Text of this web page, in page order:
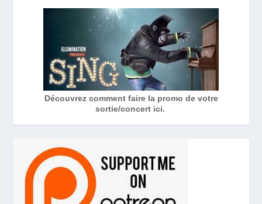
Découvrez comment faire la promo de votre
sortie/concert ici.